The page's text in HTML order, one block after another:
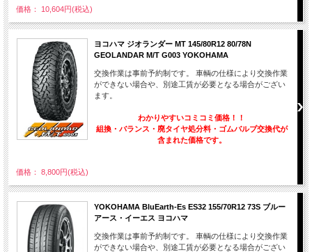
価格： 10,604円(税込)
ヨコハマ ジオランダー MT 145/80R12 80/78N
GEOLANDAR M/T G003 YOKOHAMA
交換作業は事前予約制です。 車輌の仕様により交換作業
ができない場合や、別途工賃が必要となる場合がござい
ます。
わかりやすいコミコミ価格！！
組換・バランス・廃タイヤ処分料・ゴムバルブ交換代が
含まれた価格です。
価格： 8,800円(税込)
YOKOHAMA BluEarth-Es ES32 155/70R12 73S ブルー
アース・イーエス ヨコハマ
交換作業は事前予約制です。 車輌の仕様により交換作業
ができない場合や、別途工賃が必要となる場合がござい